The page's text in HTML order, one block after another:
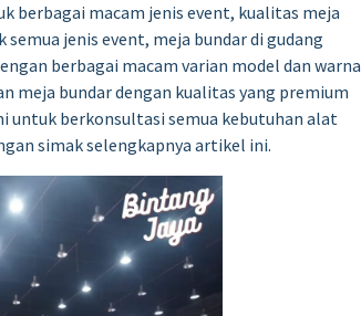
berbagai macam jenis event, kualitas meja
jenis event, meja bundar di gudang
berbagai macam varian model dan warna
meja bundar dengan kualitas yang premium
untuk berkonsultasi semua kebutuhan alat
simak selengkapnya artikel ini.